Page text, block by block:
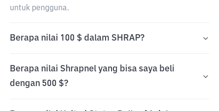
untuk pengguna.
Berapa nilai 100 $ dalam SHRAP?
Berapa nilai Shrapnel yang bisa saya beli
dengan 500 $?